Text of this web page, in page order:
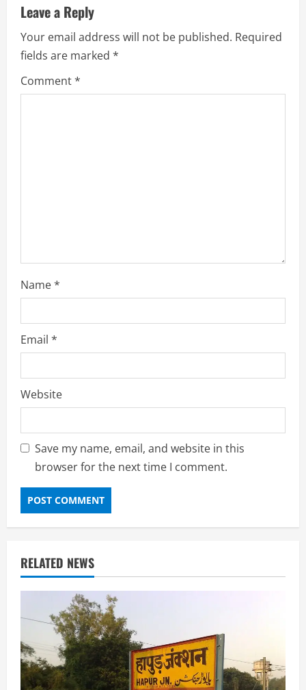
u
e
R
e
Leave a Reply
Your email address will not be published. Required
fields are marked *
Comment*
Name*
Email *
Website
Save my name, email, and website in this
browser for the next time I comment.
RELATED NEWS